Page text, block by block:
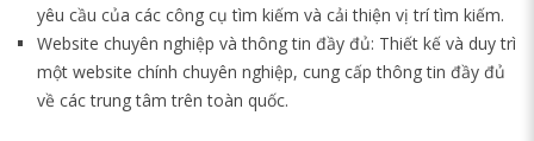
yêu cầu của các công cụ tìm kiếm và cải thiện vị trí tìm kiếm.
Website chuyên nghiệp và thông tin đầy đủ: Thiết kế và duy trì
một website chính chuyên nghiệp, cung cấp thông tin đầy đủ
về các trung tâm trên toàn quốc.